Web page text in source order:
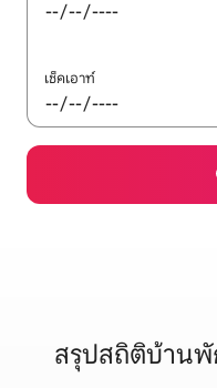
เช็คเอาท์
สรุปสถิติบ้านพั